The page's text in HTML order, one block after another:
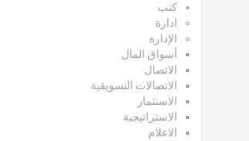
كتب
ادارة
الإدارة
أسواق المال
الاتصال
الاتصالات التسويقية
الاستثمار
الاستراتيجية
الاعلام